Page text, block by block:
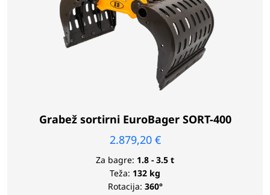
Grabež sortirni EuroBager SORT-400
2.879,20 €
Za bagre: 1.8 - 3.5 t
Teža: 132 kg
Rotacija: 360°